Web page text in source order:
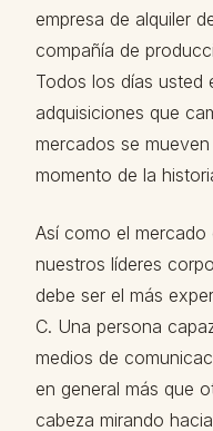
empresa de alquiler
compañía de
Todos los días usted
adquisiciones que
mercados se
momento de la
Así como el mercado
nuestros líderes
debe ser el más
C. Una persona
medios de
en general más que
cabeza mirando